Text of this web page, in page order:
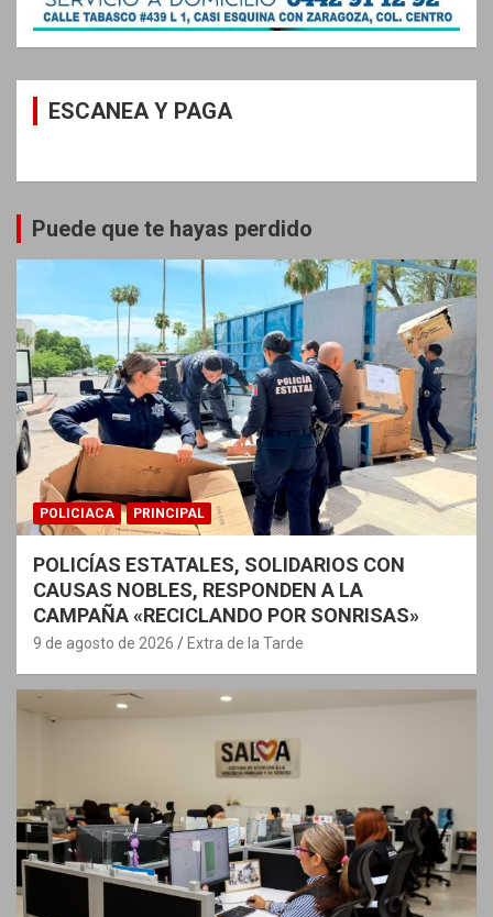
ESCANEA Y PAGA
Puede que te hayas perdido
POLICIACA PRINCIPAL
POLICÍAS ESTATALES, SOLIDARIOS CON
CAUSAS NOBLES, RESPONDEN A LA
CAMPAÑA «RECICLANDO POR SONRISAS»
9 de agosto de 2026 Extra de la Tarde